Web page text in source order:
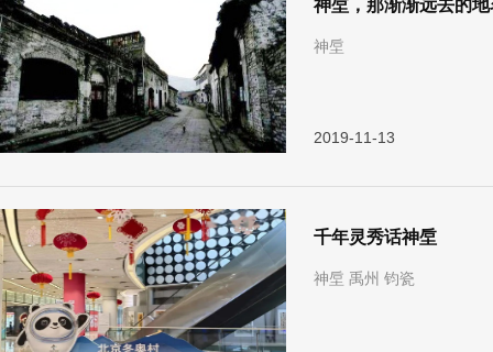
神垕，那渐渐远去的地
神垕
2019-11-13
千年灵秀话神垕
神垕 禹州 钧瓷